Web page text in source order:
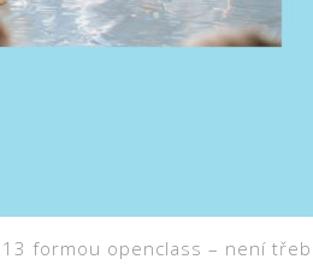
formou openclass – není